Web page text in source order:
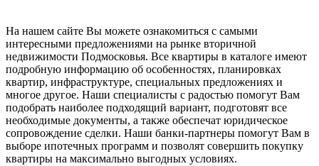
На нашем сайте Вы можете ознакомиться с самыми
интересными предложениями на рынке вторичной
недвижимости Подмосковья. Все квартиры в каталоге имеют
подробную информацию об особенностях, планировках
квартир, инфраструктуре, специальных предложениях и
многое другое. Наши специалисты с радостью помогут Вам
подобрать наиболее подходящий вариант, подготовят все
необходимые документы, а также обеспечат юридическое
сопровождение сделки. Наши банки-партнеры помогут Вам в
выборе ипотечных программ и позволят совершить покупку
квартиры на максимально выгодных условиях.